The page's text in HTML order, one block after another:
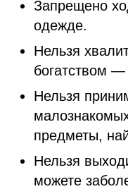
Запрещено
одежде.
Нельзя
богатством —
Нельзя
предметы,
Нельзя
можете